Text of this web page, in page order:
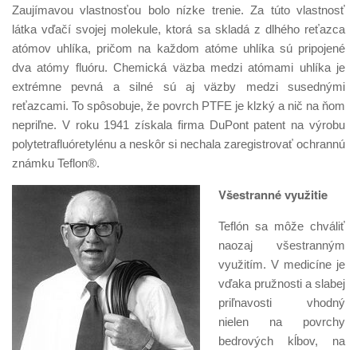
Zaujímavou vlastnosťou bolo nízke trenie. Za túto vlastnosť
látka vďačí svojej molekule, ktorá sa skladá z dlhého reťazca
atómov uhlíka, pričom na každom atóme uhlíka sú pripojené
dva atómy fluóru. Chemická väzba medzi atómami uhlíka je
extrémne pevná a silné sú aj väzby medzi susednými
reťazcami. To spôsobuje, že povrch PTFE je klzký a nič na ňom
nepriľne. V roku 1941 získala firma DuPont patent na výrobu
polytetrafluóretylénu a neskôr si nechala zaregistrovať ochrannú
známku Teflon®.
Všestranné využitie
Teflón sa môže chváliť
naozaj všestranným
využitím. V medicíne je
vďaka pružnosti a slabej
priľnavosti vhodný
nielen na povrchy
bedrových kĺbov, na